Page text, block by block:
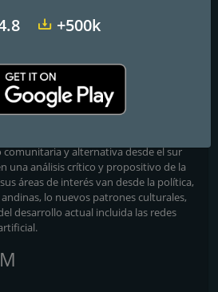
Mix
Digital
comunitaria y alternativa desde el sur
una análisis crítico y propositivo de la
áreas de interés van desde la política,
lo nuevos patrones culturales,
desarrollo actual incluida las redes
+500k